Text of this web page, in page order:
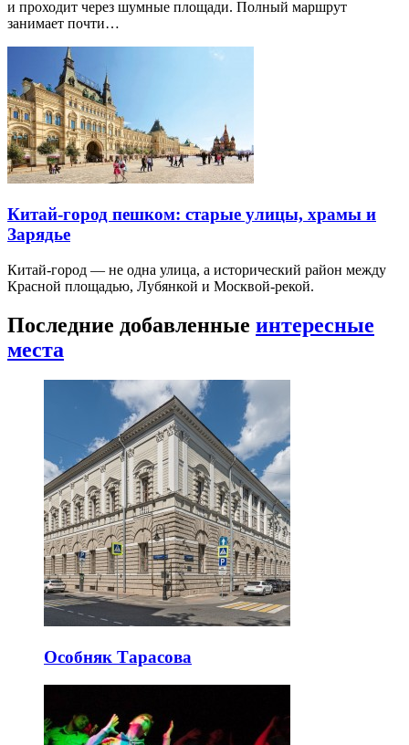
и проходит через шумные площади. Полный маршрут
занимает почти…
Китай-город пешком: старые улицы, храмы и
Зарядье
Китай-город — не одна улица, а исторический район между
Красной площадью, Лубянкой и Москвой-рекой.
Последние добавленные интересные
места
Особняк Тарасова